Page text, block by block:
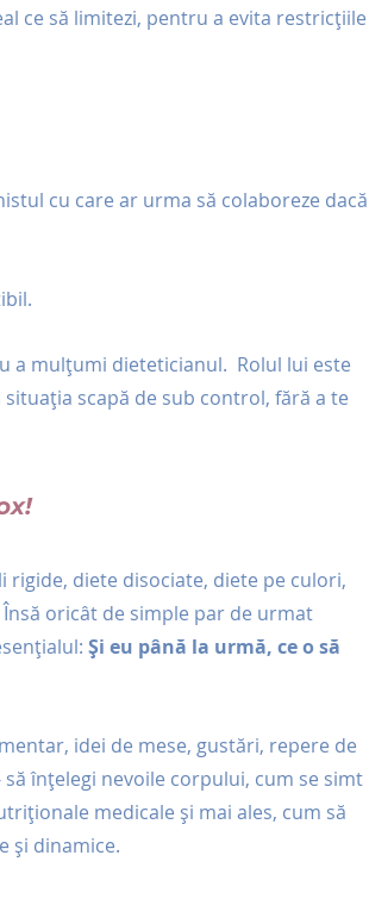
ce să limitezi, pentru a evita restricțiile
cu care ar urma să colaboreze dacă
a mulțumi dieteticianul.  Rolul lui este
scapă de sub control, fără a te
diete disociate, diete pe culori,
oricât de simple par de urmat
Și eu până la urmă, ce o să
idei de mese, gustări, repere de
înțelegi nevoile corpului, cum se simt
medicale și mai ales, cum să
și dinamice.